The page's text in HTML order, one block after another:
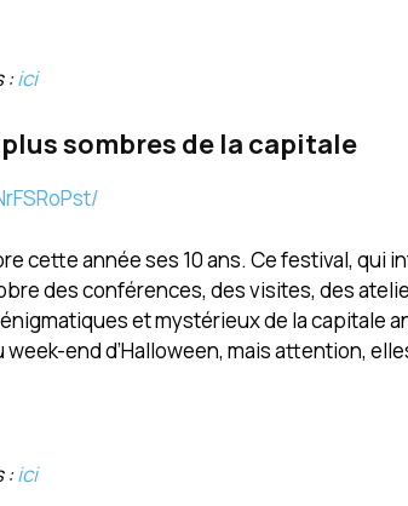
:ici
sombres de la capitale
cette année ses 10 ans. Ce festival, qui
des conférences, des visites, des
et mystérieux de la capitale
end d’Halloween, mais attention,
:ici